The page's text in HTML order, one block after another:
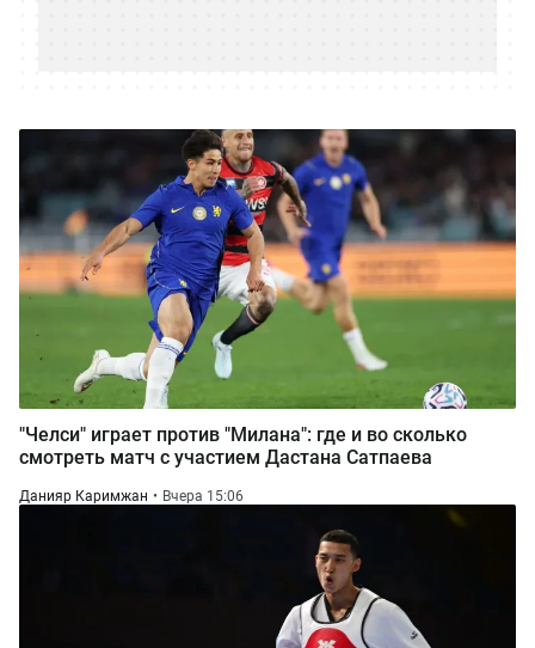
"Челси" играет против "Милана": где и во сколько
смотреть матч с участием Дастана Сатпаева
Данияр Каримжан Вчера 15:06